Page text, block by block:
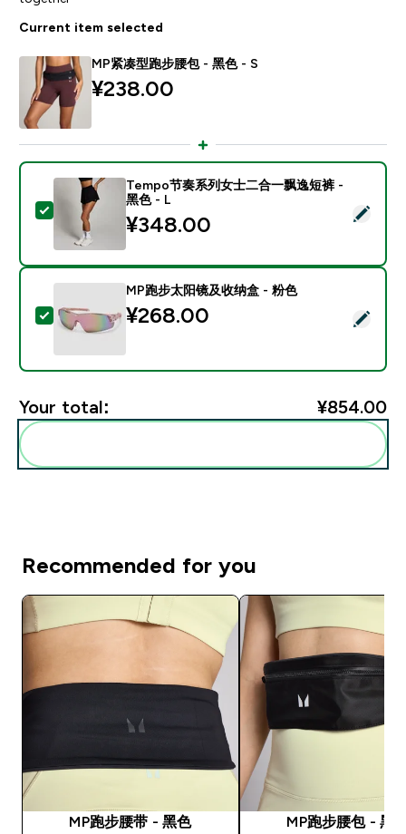
Current item selected
MP紧凑型跑步腰包 - 黑色 - S
¥238.00‎
Select this product - Tempo节奏系列女士二合一飘逸
Tempo节奏系列女士二合一飘逸短裤 -
黑色 - L
¥348.00‎
Select this product - MP跑步太阳镜及收纳盒 - 粉色
MP跑步太阳镜及收纳盒 - 粉色
¥268.00‎
Your total: ¥854.00‎
Recommended for you
MP跑步腰带 - 黑色 MP跑步腰包 - 黑